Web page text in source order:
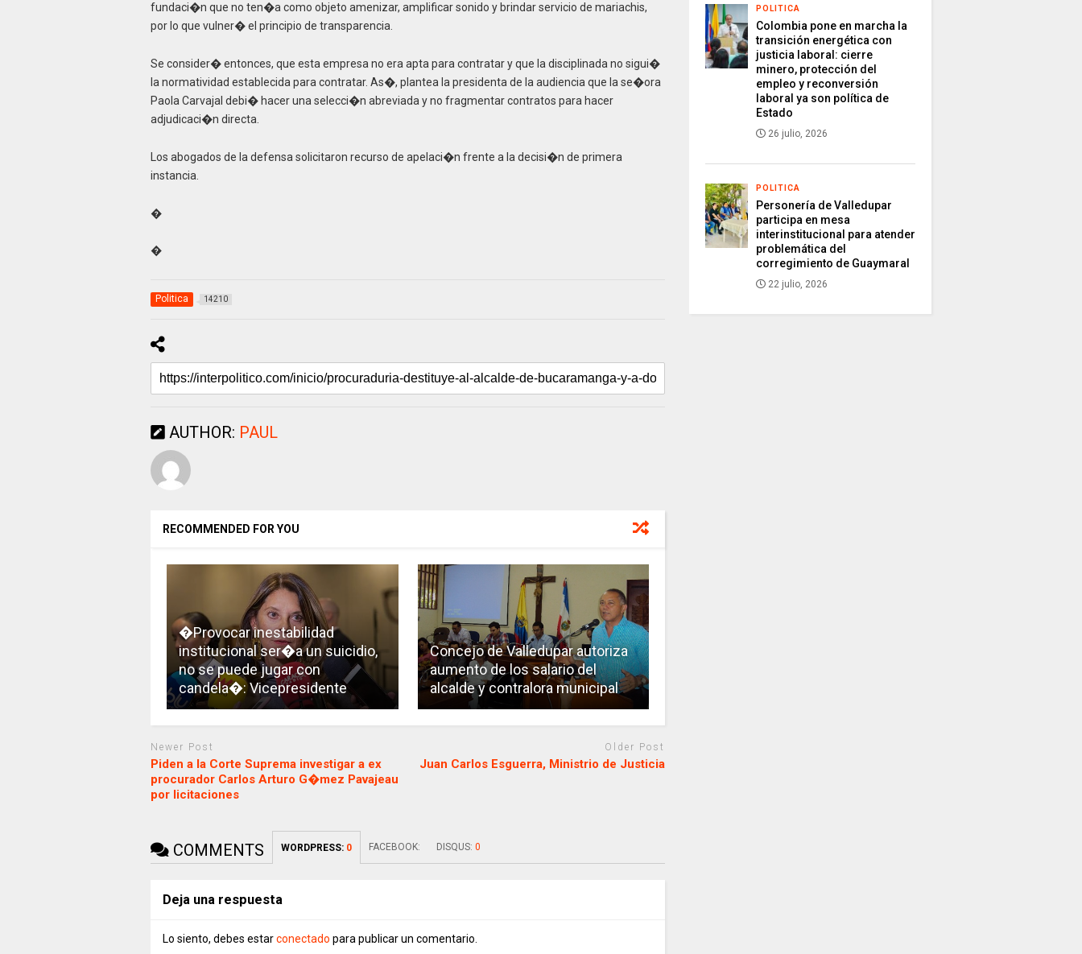
fundaci�n que no ten�a como objeto amenizar, amplificar sonido y brindar servicio de mariachis,
por lo que vulner� el principio de transparencia.
Se consider� entonces, que esta empresa no era apta para contratar y que la disciplinada no sigui�
la normatividad establecida para contratar. As�, plantea la presidenta de la audiencia que la se�ora
Paola Carvajal debi� hacer una selecci�n abreviada y no fragmentar contratos para hacer
adjudicaci�n directa.
Los abogados de la defensa solicitaron recurso de apelaci�n frente a la decisi�n de primera
instancia.
�
�
Politica 14210
AUTHOR: PAUL
RECOMMENDED FOR YOU
�Provocar inestabilidad
institucional ser�a un suicidio,
no se puede jugar con
candela�: Vicepresidente
Concejo de Valledupar autoriza
aumento de los salario del
alcalde y contralora municipal
Newer Post
Piden a la Corte Suprema investigar a ex
procurador Carlos Arturo G�mez Pavajeau
por licitaciones
Older Post
Juan Carlos Esguerra, Ministrio de Justicia
COMMENTS WORDPRESS: 0 FACEBOOK: DISQUS: 0
Deja una respuesta
Lo siento, debes estarconectado para publicar un comentario.
POLITICA
Colombia pone en marcha la
transición energética con
justicia laboral: cierre
minero, protección del
empleo y reconversión
laboral ya son política de
Estado
26 julio, 2026
POLITICA
Personería de Valledupar
participa en mesa
interinstitucional para atender
problemática del
corregimiento de Guaymaral
22 julio, 2026